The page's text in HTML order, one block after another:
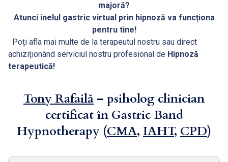
majoră?
Atunci inelul gastric virtual prin hipnoză va funcționa
pentru tine!
Poți afla mai multe de la terapeutul nostru sau direct
achiziționând serviciul nostru profesional de Hipnoză
terapeutică!
Tony Rafailă – psiholog clinician
certificat în Gastric Band
Hypnotherapy (CMA, IAHT, CPD)